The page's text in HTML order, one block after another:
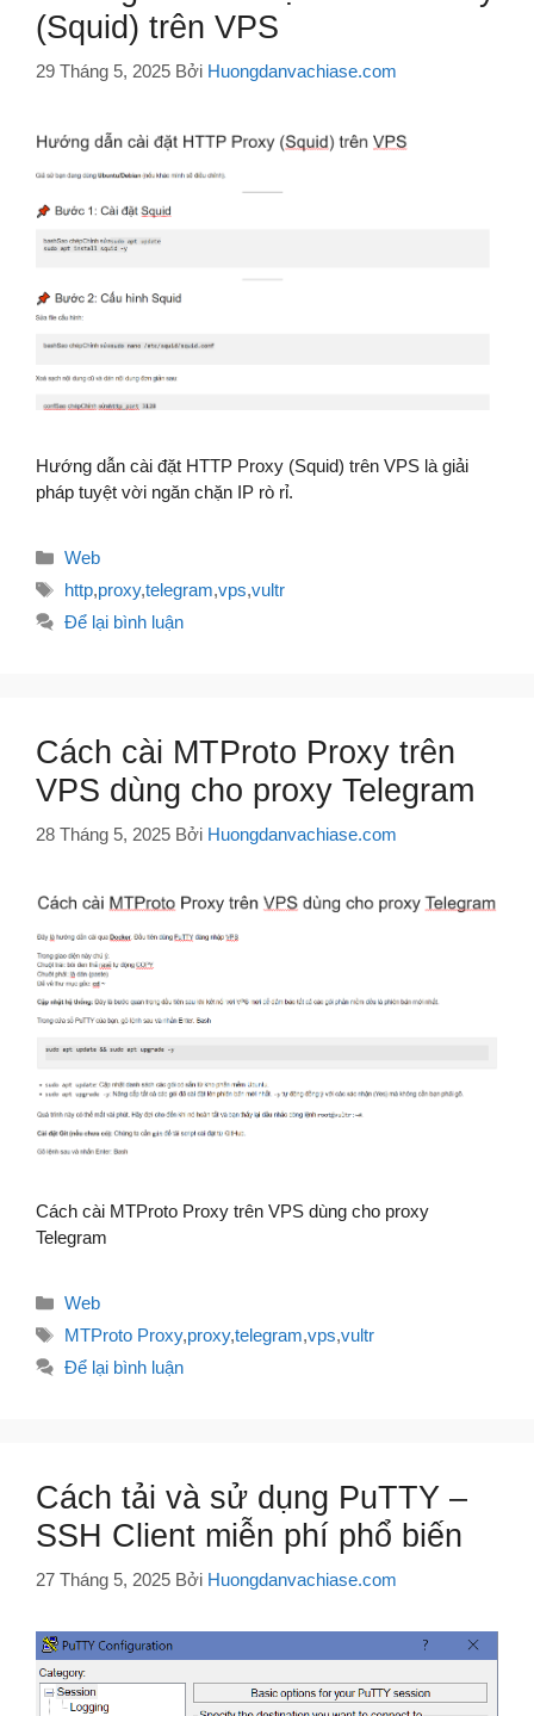
(Squid) trên VPS
29 Tháng 5, 2025 Bởi Huongdanvachiase.com
Hướng dẫn cài đặt HTTP Proxy (Squid) trên VPS là giải
pháp tuyệt vời ngăn chặn IP rò rỉ.
Danh
mục
Web
Thẻ
http,proxy,telegram,vps,vultr
Để lại bình luận
Cách cài MTProto Proxy trên
VPS dùng cho proxy Telegram
28 Tháng 5, 2025 Bởi Huongdanvachiase.com
Cách cài MTProto Proxy trên VPS dùng cho proxy
Telegram
Danh
mục
Web
Thẻ
MTProto Proxy,proxy,telegram,vps,vultr
Để lại bình luận
Cách tải và sử dụng PuTTY –
SSH Client miễn phí phổ biến
27 Tháng 5, 2025 Bởi Huongdanvachiase.com